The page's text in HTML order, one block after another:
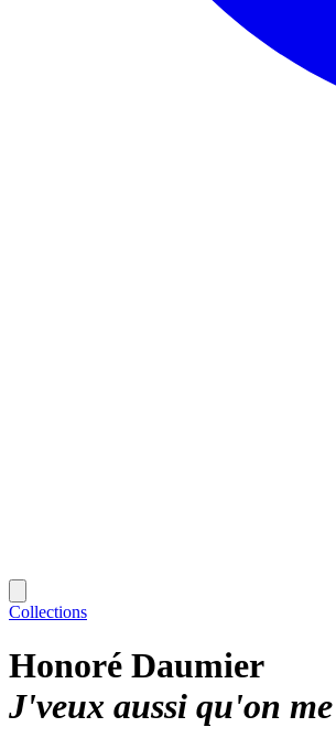
Collections
Honoré Daumier
J'veux aussi qu'on